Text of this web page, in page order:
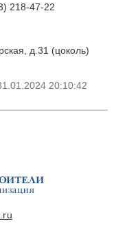
218-47-22
д.31 (цоколь)
20:10:42